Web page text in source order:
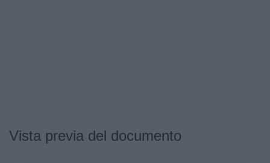
Vista previa del documento